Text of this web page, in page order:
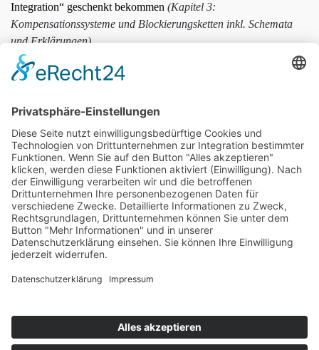
Integration“ geschenkt bekommen (Kapitel 3:
Kompensationssysteme und Blockierungsketten inkl. Schemata
und Erklärungen)
Vorname
Nachname
E-Mail
Wir benötigen Ihre Zustimmung, um den reCaptcha v3-
Service zu laden!Wir verwenden reCAPTCHA, um Ihre
eingegebenen Informationen zu überprüfen. Dieser Service kann
Daten zu Ihren Aktivitäten sammeln. Bitte
lesen Sie die Details durchund
stimmen Sie der Nutzung des Service zu, um fortzufahren.
Zum Newsletter anmelden